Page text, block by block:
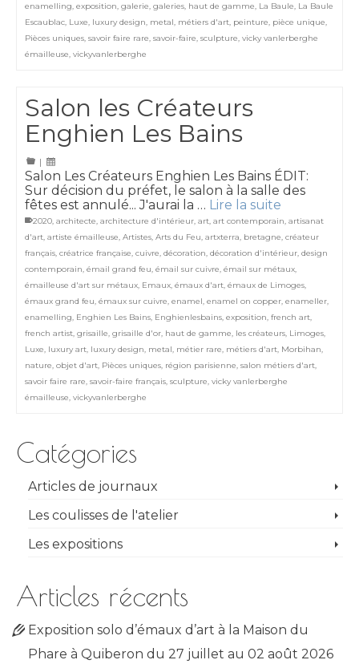
enamelling, exposition, galerie, galeries, haut de gamme, La Baule, La Baule
Escaublac, Luxe, luxury design, metal, métiers d'art, peinture, pièce unique,
Pièces uniques, savoir faire rare, savoir-faire, sculpture, vicky vanlerberghe
émailleuse, vickyvanlerberghe
Salon les Créateurs
Enghien Les Bains
|
Salon Les Créateurs Enghien Les Bains ÉDIT:
Sur décision du préfet, le salon à la salle des
fêtes est annulé... J'aurai la … Lire la suite
2020, architecte, architecture d'intérieur, art, art contemporain, artisanat
d'art, artiste émailleuse, Artistes, Arts du Feu, artxterra, bretagne, créateur
français, créatrice française, cuivre, décoration, décoration d'intérieur, design
contemporain, émail grand feu, émail sur cuivre, émail sur métaux,
émailleuse d'art sur métaux, Emaux, émaux d'art, émaux de Limoges,
émaux grand feu, émaux sur cuivre, enamel, enamel on copper, enameller,
enamelling, Enghien Les Bains, Enghienlesbains, exposition, french art,
french artist, grisaille, grisaille d'or, haut de gamme, les créateurs, Limoges,
Luxe, luxury art, luxury design, metal, métier rare, métiers d'art, Morbihan,
nature, objet d'art, Pièces uniques, région parisienne, salon métiers d'art,
savoir faire rare, savoir-faire français, sculpture, vicky vanlerberghe
émailleuse, vickyvanlerberghe
Catégories
Articles de journaux
Les coulisses de l'atelier
Les expositions
Articles récents
Exposition solo d’émaux d’art à la Maison du
Phare à Quiberon du 27 juillet au 02 août 2026